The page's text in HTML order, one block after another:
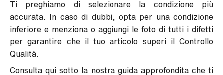
Ti preghiamo di selezionare la condizione più
accurata. In caso di dubbi, opta per una condizione
inferiore e menziona o aggiungi le foto di tutti i difetti
per garantire che il tuo articolo superi il Controllo
Qualità.
Consulta qui sotto la nostra guida approfondita che ti